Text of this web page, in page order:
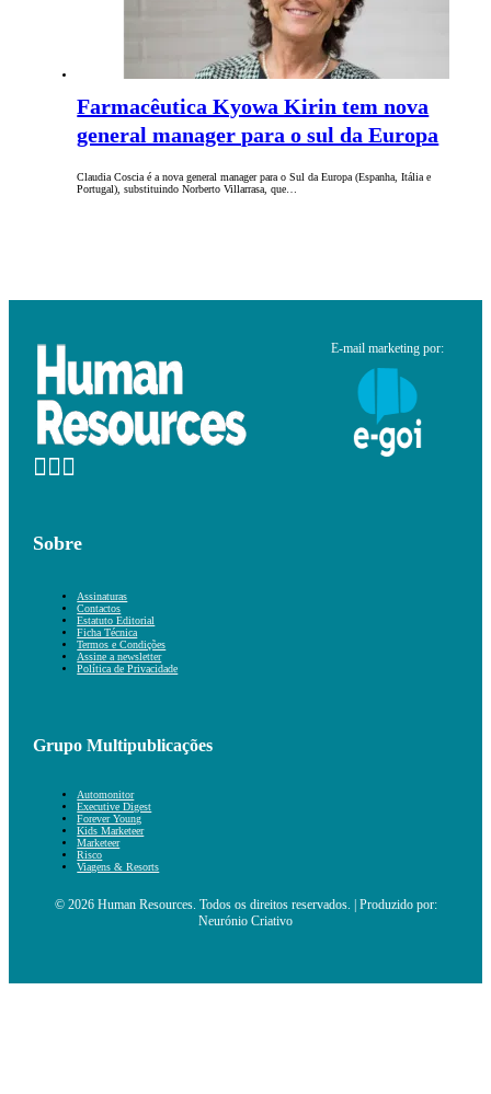
Farmacêutica Kyowa Kirin tem nova
general manager para o sul da Europa
Claudia Coscia é a nova general manager para o Sul da Europa (Espanha, Itália e
Portugal), substituindo Norberto Villarrasa, que…
E-mail marketing por:
Sobre
Assinaturas
Contactos
Estatuto Editorial
Ficha Técnica
Termos e Condições
Assine a newsletter
Política de Privacidade
Grupo Multipublicações
Automonitor
Executive Digest
Forever Young
Kids Marketeer
Marketeer
Risco
Viagens & Resorts
© 2026 Human Resources. Todos os direitos reservados. | Produzido por:
Neurónio Criativo